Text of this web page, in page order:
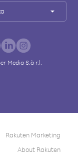
Media S.à r.l.
Rakuten Marketing
About Rakuten